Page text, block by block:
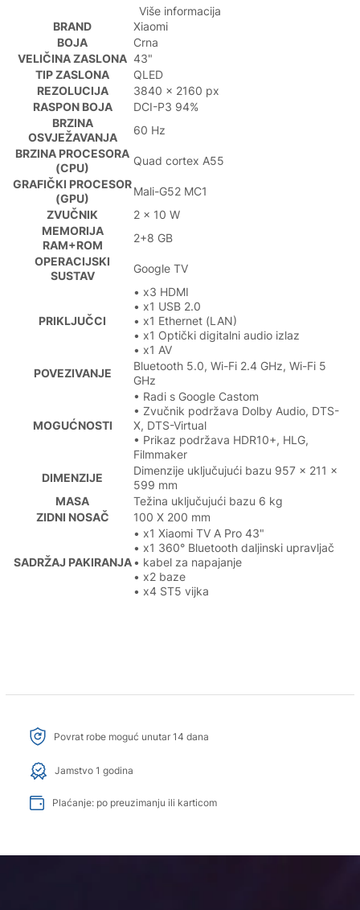
Više informacija
BRAND
Xiaomi
BOJA
Crna
VELIČINA ZASLONA 43"
TIP ZASLONA
QLED
REZOLUCIJA
3840 x 2160 px
RASPON BOJA
DCI-P3 94%
BRZINA
OSVJEŽAVANJA
60 Hz
BRZINA PROCESORA
(CPU)
Quad cortex A55
GRAFIČKI PROCESOR
(GPU)
Mali-G52 MC1
ZVUČNIK
2 x 10 W
MEMORIJA
RAM+ROM
2+8 GB
OPERACIJSKI
SUSTAV
Google TV
PRIKLJUČCI
• x3 HDMI
• x1 USB 2.0
• x1 Ethernet (LAN)
• x1 Optički digitalni audio izlaz
• x1 AV
POVEZIVANJE
Bluetooth 5.0, Wi-Fi 2.4 GHz, Wi-Fi 5
GHz
MOGUĆNOSTI
• Radi s Google Castom
• Zvučnik podržava Dolby Audio, DTS-
X, DTS-Virtual
• Prikaz podržava HDR10+, HLG,
Filmmaker
DIMENZIJE
Dimenzije uključujući bazu 957 x 211 x
599 mm
MASA
Težina uključujući bazu 6 kg
ZIDNI NOSAČ
100 X 200 mm
SADRŽAJ PAKIRANJA
• x1 Xiaomi TV A Pro 43"
• x1 360° Bluetooth daljinski upravljač
• kabel za napajanje
• x2 baze
• x4 ST5 vijka
Povrat robe moguć unutar 14 dana
Jamstvo 1 godina
Plaćanje: po preuzimanju ili karticom